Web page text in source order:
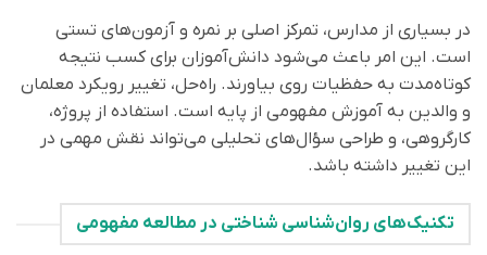
در بسیاری از مدارس، تمرکز اصلی بر نمره و آزمون‌های تستی
است. این امر باعث می‌شود دانش‌آموزان برای کسب نتیجه
کوتاه‌مدت به حفظیات روی بیاورند. راه‌حل، تغییر رویکرد معلمان
و والدین به آموزش مفهومی از پایه است. استفاده از پروژه،
کارگروهی، و طراحی سؤال‌های تحلیلی می‌تواند نقش مهمی در
این تغییر داشته باشد.
تکنیک‌های روان‌شناسی شناختی در مطالعه مفهومی